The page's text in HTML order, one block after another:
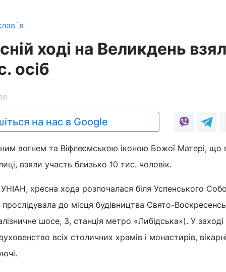
ході на Великдень
осіб
на нас в Google
вогнем та Віфлеємською іконою Божої Матері, що
взяли участь близько 10 тис. чоловік.
хресна хода розпочалася біля Успенського
до місця будівництва Свято-
шосе, 3, станція метро «Либідська»). У заході
всіх столичних храмів і монастирів,